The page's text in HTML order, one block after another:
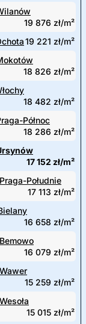
19 876 zł/m²
19 221 zł/m²
18 826 zł/m²
18 482 zł/m²
Północ
18 286 zł/m²
17 152 zł/m²
Praga-Południe
17 113 zł/m²
16 658 zł/m²
Bemowo
16 079 zł/m²
Wawer
15 259 zł/m²
Wesoła
15 015 zł/m²